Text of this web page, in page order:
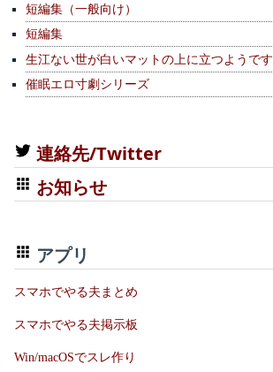
短編集（一般向け）
短編集
生江ない世が白いマットの上に立つようです
催眠エロ寸劇シリーズ
連絡先/Twitter
お知らせ
アプリ
スマホでやる夫まとめ
スマホでやる夫掲示板
Win/macOSでスレ作り